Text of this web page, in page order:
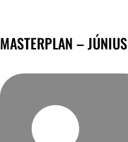
MASTERPLAN –